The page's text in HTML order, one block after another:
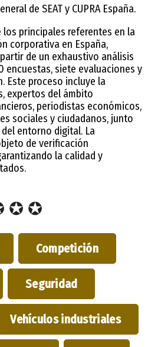
de SEAT y CUPRA España.
los principales referentes en la
corporativa en España,
de un exhaustivo análisis
encuestas, siete evaluaciones y
Este proceso incluye la
expertos del ámbito
periodistas económicos,
sociales y ciudadanos, junto
entorno digital. La
de verificación
la calidad y
✪ ✪
Competición
Seguridad
Vehículos industriales